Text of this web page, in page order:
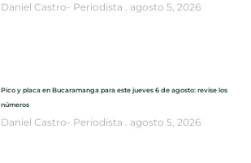
Daniel Castro- Periodista agosto 5, 2026
Pico y placa en Bucaramanga para este jueves 6 de agosto: revise los
números
Daniel Castro- Periodista agosto 5, 2026